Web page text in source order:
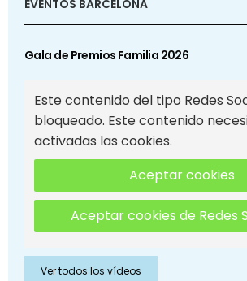
EVENTOS BARCELONA
Gala de Premios Familia 2026
Este contenido del tipo Redes
bloqueado. Este contenido
activadas las cookies.
Aceptar cookies
Aceptar cookies de Redes
Ver todos los vídeos